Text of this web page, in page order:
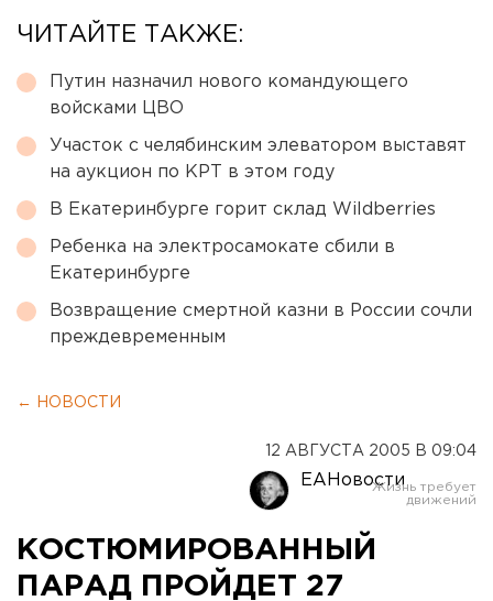
ЧИТАЙТЕ ТАКЖЕ:
Путин назначил нового командующего
войсками ЦВО
Участок с челябинским элеватором выставят
на аукцион по КРТ в этом году
В Екатеринбурге горит склад Wildberries
Ребенка на электросамокате сбили в
Екатеринбурге
Возвращение смертной казни в России сочли
преждевременным
← НОВОСТИ
12 АВГУСТА 2005 В 09:04
ЕАНовости
КОСТЮМИРОВАННЫЙ
ПАРАД ПРОЙДЕТ 27